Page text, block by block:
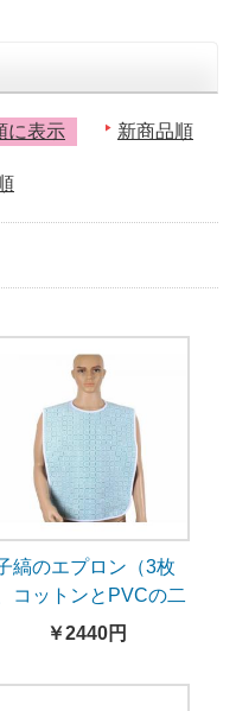
に表示 新商品順
縞のエプロン（3枚
コットンとPVCの二
造）￥2440円